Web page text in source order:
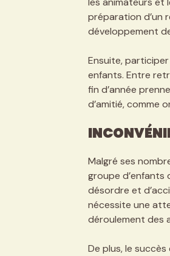
préparation d’un
développement
Ensuite,
enfants. Entre
fin d’année
d’amitié, comme
Malgré ses
groupe d’enfants
désordre et
nécessite une
déroulement des
De plus, le